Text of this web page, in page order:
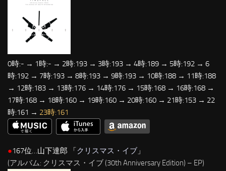
0時:- → 1時:- → 2時:193 → 3時:193 → 4時:189 → 5時:192 → 6
時:192 → 7時:193 → 8時:193 → 9時:193 → 10時:188 → 11時:188
→ 12時:183 → 13時:176 → 14時:176 → 15時:168 → 16時:168 →
17時:168 → 18時:160 → 19時:160 → 20時:160 → 21時:153 → 22
時:161 → 23時:161
●167位…山下達郎 「クリスマス・イブ 」
(アルバム: クリスマス・イブ (30th Anniversary Edition) – EP)